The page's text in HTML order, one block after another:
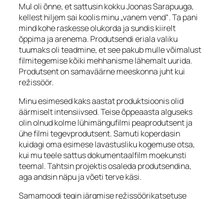
Mul oli õnne, et sattusin kokku Joonas Sarapuuga,
kellest hiljem sai koolis minu „vanem vend“. Ta pani
mind kohe raskesse olukorda ja sundis kiirelt
õppima ja arenema. Produtsendi eriala valiku
tuumaks oli teadmine, et see pakub mulle võimalust
filmitegemise kõiki mehhanisme lähemalt uurida.
Produtsent on samaväärne meeskonna juht kui
režissöör.
Minu esimesed kaks aastat produktsioonis olid
äärmiselt intensiivsed. Teise õppeaasta alguseks
olin olnud kolme lühimängufilmi peaprodutsent ja
ühe filmi tegevprodutsent. Samuti koperdasin
kuidagi oma esimese lavastusliku kogemuse otsa,
kui mu teele sattus dokumentaalfilm moekunsti
teemal. Tahtsin projektis osaleda produtsendina,
aga andsin näpu ja võeti terve käsi.
Samamoodi tegin järgmise režissöörikatsetuse